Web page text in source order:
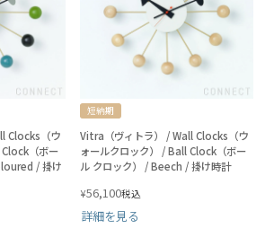
Clocks（ウ
（ボー
/ 掛け
短納期
Vitra（ヴィトラ） / Wall Clocks（ウ
ォールクロック） / Ball Clock（ボー
ル クロック） / Beech / 掛け時計
¥56,100税込
詳細を見る